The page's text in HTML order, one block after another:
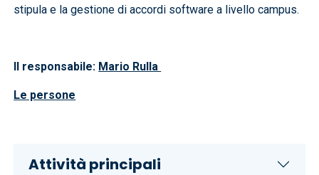
stipula e la gestione di accordi software a livello campus.
Il responsabile: Mario Rulla
Le persone
Attività principali